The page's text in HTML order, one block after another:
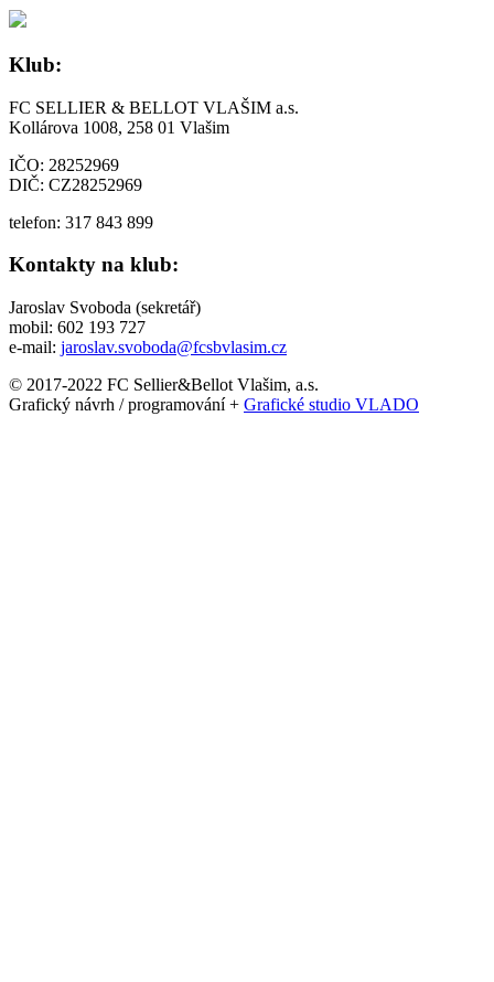
Klub:
FC SELLIER & BELLOT VLAŠIM a.s.
Kollárova 1008, 258 01 Vlašim
IČO: 28252969
DIČ: CZ28252969
telefon: 317 843 899
Kontakty na klub:
Jaroslav Svoboda (sekretář)
mobil: 602 193 727
e-mail: jaroslav.svoboda@fcsbvlasim.cz
© 2017-2022 FC Sellier&Bellot Vlašim, a.s.
Grafický návrh / programování + Grafické studio VLADO